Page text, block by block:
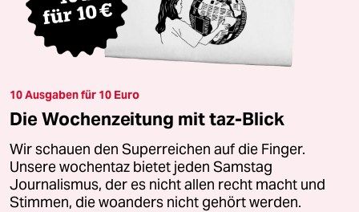
10 Ausgaben für 10 Euro
Die Wochenzeitung mit taz-Blick
Wir schauen den Superreichen auf die Finger.
Unsere wochentaz bietet jeden Samstag
Journalismus, der es nicht allen recht macht und
Stimmen, die woanders nicht gehört werden.